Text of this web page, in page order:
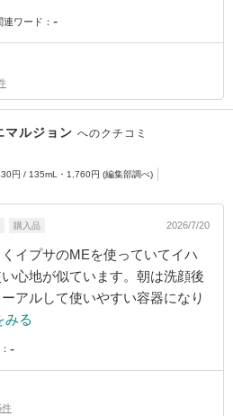
連ワード： -
マルジョン へのクチコミ
円 / 135mL・1,760円 (編集部調べ)
購入品 2026/7/20
イプサのMEを使っていてイハ
心地が似ています。朝は洗顔後
アルして使いやすい容器になり
みる
-
件